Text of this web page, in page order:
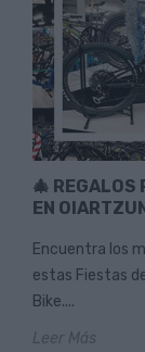
🎄 REGALOS
EN
Encuentra los
estas Fiestas
Bike....
Leer Más